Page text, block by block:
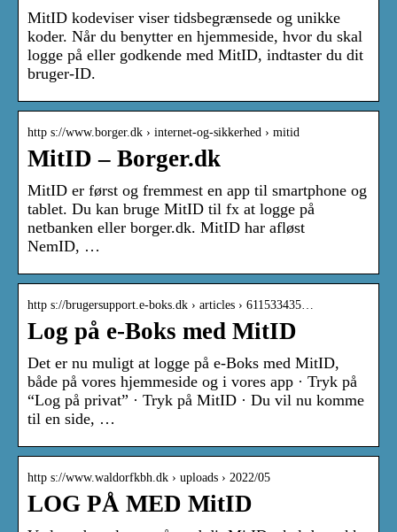
MitID kodeviser viser tidsbegrænsede og unikke
koder. Når du benytter en hjemmeside, hvor du skal
logge på eller godkende med MitID, indtaster du dit
bruger-ID.
http s://www.borger.dk › internet-og-sikkerhed › mitid
MitID – Borger.dk
MitID er først og fremmest en app til smartphone og
tablet. Du kan bruge MitID til fx at logge på
netbanken eller borger.dk. MitID har afløst
NemID, …
http s://brugersupport.e-boks.dk › articles › 611533435…
Log på e-Boks med MitID
Det er nu muligt at logge på e-Boks med MitID,
både på vores hjemmeside og i vores app · Tryk på
“Log på privat” · Tryk på MitID · Du vil nu komme
til en side, …
http s://www.waldorfkbh.dk › uploads › 2022/05
LOG PÅ MED MitID